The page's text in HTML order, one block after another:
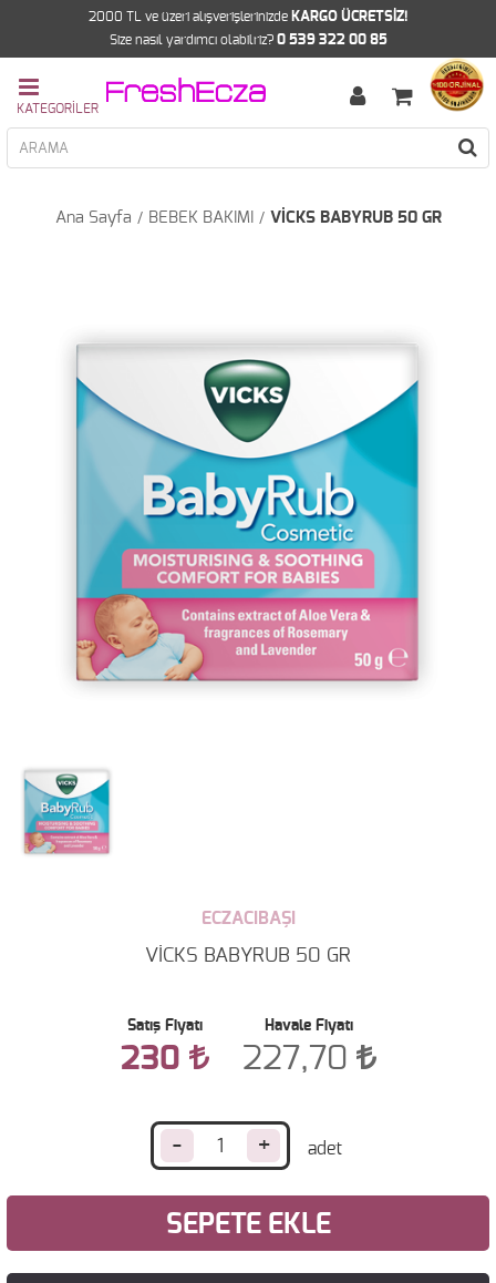
2000 TL ve üzeri alışverişlerinizde KARGO ÜCRETSİZ!
Size nasıl yardımcı olabilriz? 0 539 322 00 85
Ana Sayfa BEBEK BAKIMI VİCKS BABYRUB 50 GR
ECZACIBAŞI
VİCKS BABYRUB 50 GR
Satış Fiyatı
230
Havale Fiyatı
227,70
- +
SEPETE EKLE